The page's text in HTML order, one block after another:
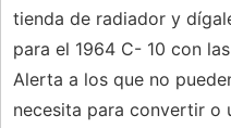
tienda de radiador y
para el 1964 C- 10 con
Alerta a los que no
necesita para convertir o